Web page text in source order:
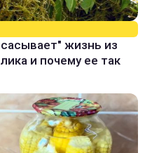
жизнь из
и почему ее так